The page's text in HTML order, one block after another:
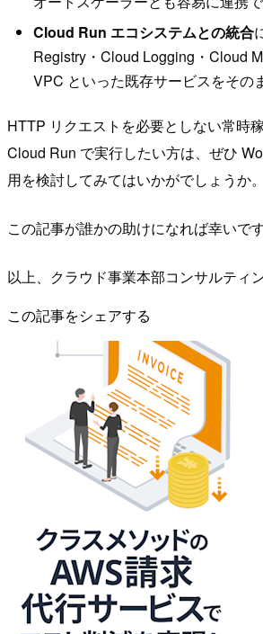
Cloud Run エコシステムとの統合
Registry・Cloud Logging・Cloud
VPC といった既存サービスをその
HTTP リクエストを必要としない常時
Cloud Run で実行したい方は、ぜひ
用を検討してみてはいかがでしょうか。
この記事が誰かの助けになれば幸いです
以上、クラウド事業本部コンサルティ
この記事をシェアする